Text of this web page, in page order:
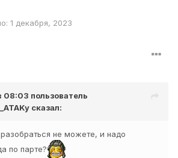
1 декабря, 2023
08:03 пользователь
сказал:
не можете, и надо
по парте?